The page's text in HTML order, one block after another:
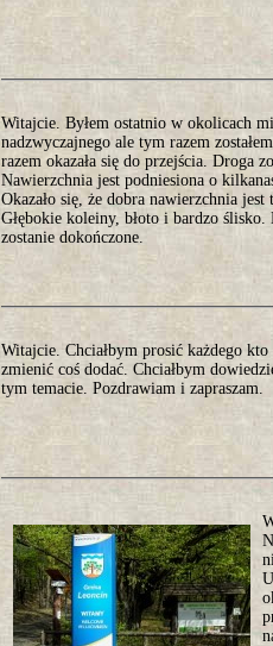
Witajcie. Byłem ostatnio w okolicach
nadzwyczajnego ale tym razem
razem okazała się do przejścia. Droga
Nawierzchnia jest podniesiona o
Okazało się, że dobra nawierzchnia
Głębokie koleiny, błoto i bardzo
zostanie dokończone.
Witajcie. Chciałbym prosić każdego
zmienić coś dodać. Chciałbym
tym temacie. Pozdrawiam i zapraszam.